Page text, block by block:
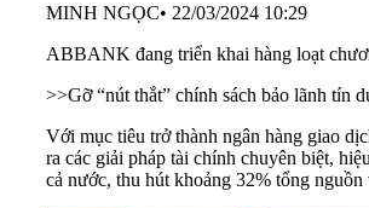
MINH NGỌC• 22/03/2024 10:29
ABBANK đang triển khai hàng loạt
>>Gỡ “nút thắt” chính sách bảo lãnh tín
Với mục tiêu trở thành ngân hàng giao
ra các giải pháp tài chính chuyên biệt,
cả nước, thu hút khoảng 32% tổng